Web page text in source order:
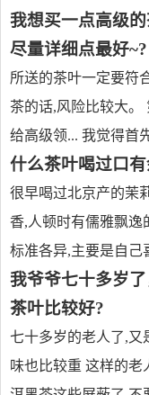
我想买一点高级
尽量详细点最好~?
所送的茶叶一定要符
茶的话,风险比较大。
给高级领... 我觉得首
什么茶叶喝过口
很早喝过北京产的茉
香,人顿时有儒雅飘逸
标准各异,主要是自己
我爷爷七十多岁
茶叶比较好?
七十多岁的老人了,又
味也比较重 这样的